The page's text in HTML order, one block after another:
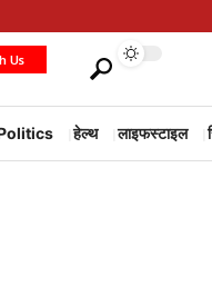
Us
हेल्थ लाइफस्टाइल